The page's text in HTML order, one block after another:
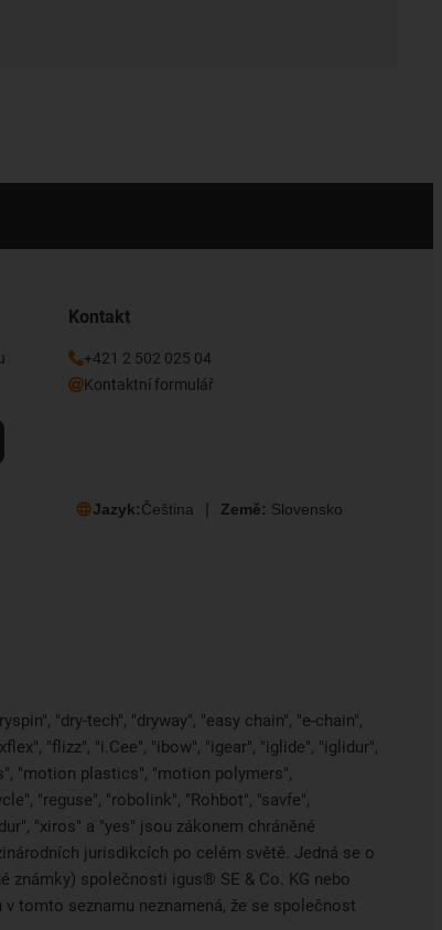
Kontakt
+421 2 502 025 04
Kontaktní formulář
Jazyk:Čeština Země: Slovensko
"dry-tech", "dryway", "easy chain", "e-chain",
"flizz", "i.Cee", "ibow", "igear", "iglide", "iglidur",
"motion plastics", "motion polymers",
"reguse", "robolink", "Rohbot", "savfe",
"xiros" a "yes" jsou zákonem chráněné
jurisdikcích po celém světě. Jedná se o
známky) společnosti igus® SE & Co. KG nebo
tomto seznamu neznamená, že se společnost